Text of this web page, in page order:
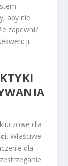
aby nie
zapewnić
dla
. Właściwe
dla